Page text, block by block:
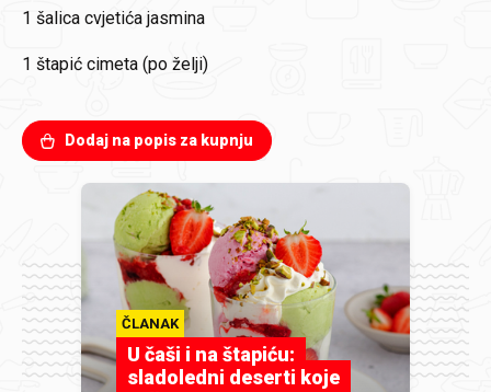
1 šalica cvjetića jasmina
1 štapić cimeta (po želji)
Dodaj na popis za kupnju
ČLANAK
U čaši i na štapiću:
sladoledni deserti koje